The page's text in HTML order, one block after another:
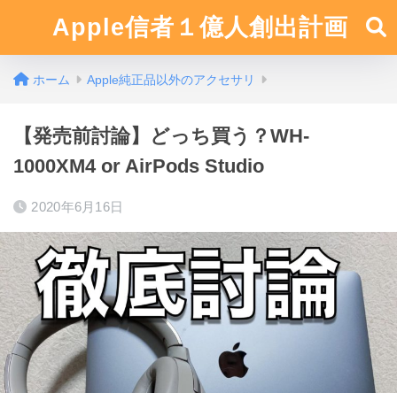
Apple信者１億人創出計画
ホーム Apple純正品以外のアクセサリ
【発売前討論】どっち買う？WH-
1000XM4 or AirPods Studio
2020年6月16日